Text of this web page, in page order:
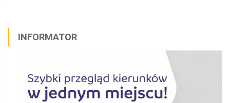
INFORMATOR